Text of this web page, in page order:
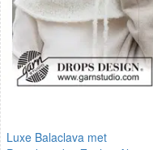
Luxe Balaclava met